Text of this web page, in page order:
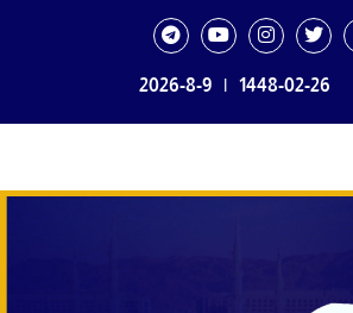
1448-02-26
|
2026-8-9